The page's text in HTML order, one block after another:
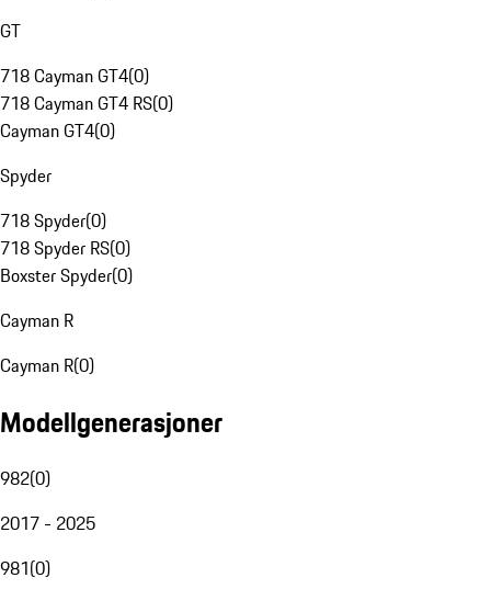
GT
718 Cayman GT4(0)
718 Cayman GT4 RS(0)
Cayman GT4(0)
Spyder
718 Spyder(0)
718 Spyder RS(0)
Boxster Spyder(0)
Cayman R
Cayman R(0)
Modellgenerasjoner
982(0)
2017 - 2025
981(0)